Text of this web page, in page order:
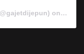
on Jan 7,